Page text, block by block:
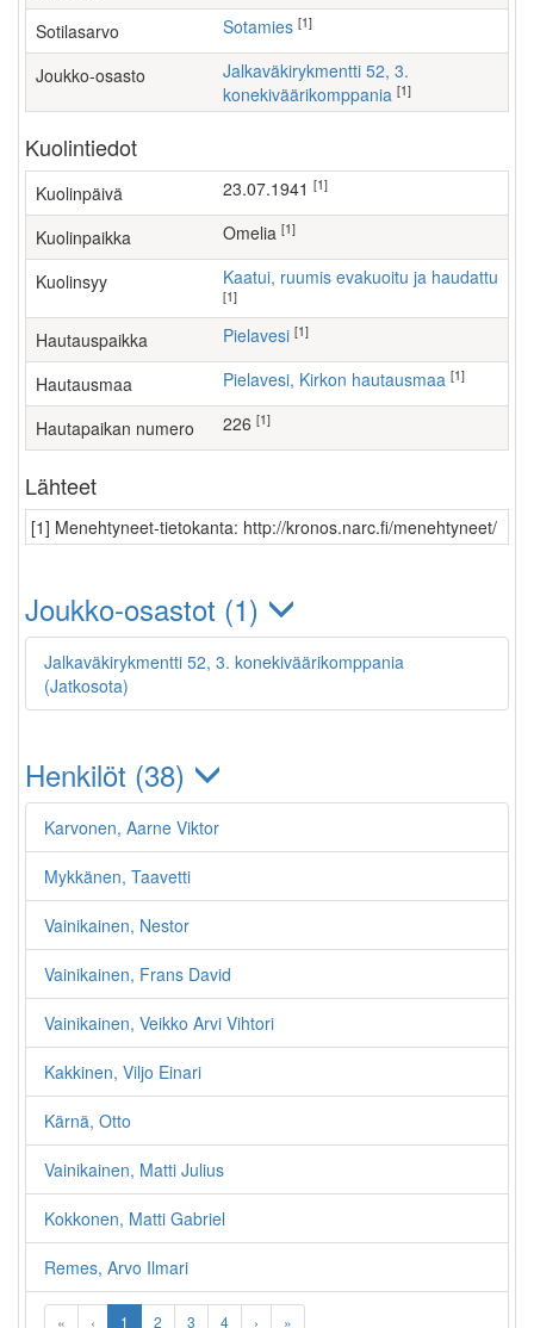
Sotilasarvo Sotamies [1]
Joukko-osasto
Jalkaväkirykmentti 52, 3.
konekiväärikomppania [1]
Kuolintiedot
Kuolinpäivä 23.07.1941 [1]
Kuolinpaikka Omelia [1]
Kuolinsyy Kaatui, ruumis evakuoitu ja haudattu
[1]
Hautauspaikka Pielavesi [1]
Hautausmaa Pielavesi, Kirkon hautausmaa [1]
Hautapaikan numero 226 [1]
Lähteet
[1] Menehtyneet-tietokanta: http://kronos.narc.fi/menehtyneet/
Joukko-osastot (1)
Jalkaväkirykmentti 52, 3. konekiväärikomppania
(Jatkosota)
Henkilöt (38)
Karvonen, Aarne Viktor
Mykkänen, Taavetti
Vainikainen, Nestor
Vainikainen, Frans David
Vainikainen, Veikko Arvi Vihtori
Kakkinen, Viljo Einari
Kärnä, Otto
Vainikainen, Matti Julius
Kokkonen, Matti Gabriel
Remes, Arvo Ilmari
« ‹ 1 2 3 4 › »